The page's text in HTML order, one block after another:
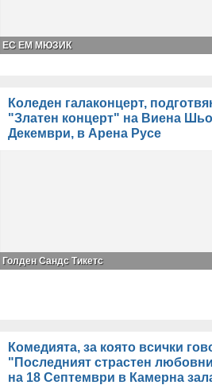
ЕС ЕМ МЮЗИК
Коледен галаконцерт,
"Златен концерт" на Виена
Декември, в Арена Русе
Голден Сандс Тикетс
Комедията, за която всички
"Последният страстен
на 18 Септември в Камерна